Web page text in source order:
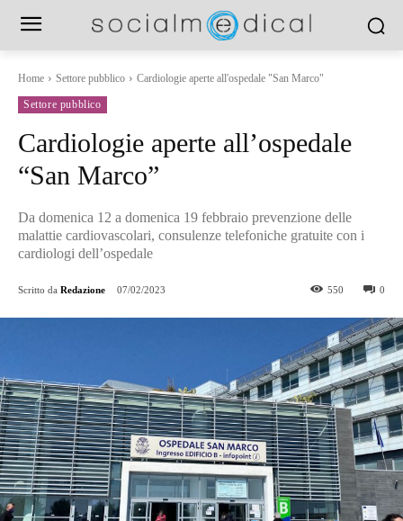
Home Settore pubblico Cardiologie aperte all'ospedale "San Marco"
Settore pubblico
Cardiologie aperte all’ospedale
“San Marco”
Da domenica 12 a domenica 19 febbraio prevenzione delle
malattie cardiovascolari, consulenze telefoniche gratuite con i
cardiologi dell’ospedale
Scritto da Redazione 07/02/2023 0
550